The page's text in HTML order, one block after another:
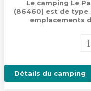
Le camping Le
(86460) est de type
emplacements
Détails du camping